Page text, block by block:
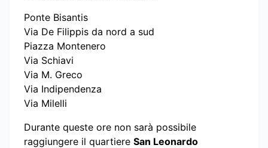
Ponte Bisantis
Via De Filippis da nord a sud
Piazza Montenero
Via Schiavi
Via M. Greco
Via Indipendenza
Via Milelli
Durante queste ore non sarà possibile
raggiungere il quartiere San Leonardo